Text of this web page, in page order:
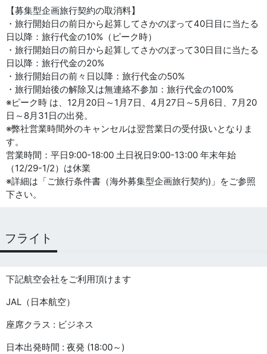
【募集型企画旅行契約の取消料】
・旅行開始日の前日から起算してさかのぼって40日目に当たる
日以降：旅行代金の10%（ピーク時）
・旅行開始日の前日から起算してさかのぼって30日目に当たる
日以降：旅行代金の20%
・旅行開始日の前々日以降：旅行代金の50%
・旅行開始後の解除又は無連絡不参加：旅行代金の100%
※ピーク時 は、12月20日～1月7日、4月27日～5月6日、7月20
日～8月31日の出発。
※弊社営業時間外のキャンセルは翌営業日の受付扱いとなりま
す。
営業時間：平日9:00-18:00 土日祝日9:00-13:00 年末年始
（12/29-1/2）は休業
※詳細は「ご旅行条件書（海外募集型企画旅行契約)」をご参照
下さい。
フライト
下記航空会社をご利用頂けます
JAL（日本航空）
座席クラス : ビジネス
日本出発時間 : 夜発 (18:00～)